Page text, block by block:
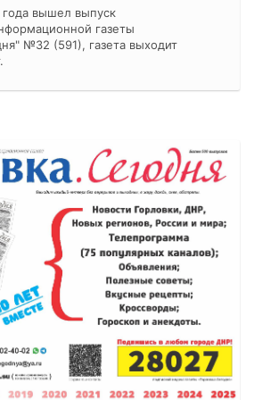
года вышел выпуск
газеты
№32 (591), газета выходит